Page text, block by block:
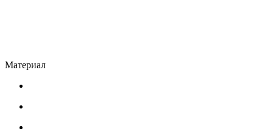
Материал